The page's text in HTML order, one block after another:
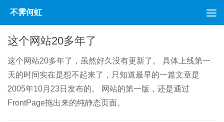
跳至内容
不霁何虹
这个网站20多年了
这个网站20多年了，虽然好久没有更新了。 具体上线第一
天的时间实在是想不起来了，只知道最早的一篇文章是
2005年10月23日发布的。 网站的第一版，还是通过
FrontPage拖出来的纯静态页面。